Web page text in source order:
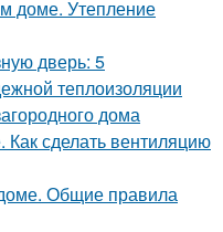
доме. Утепление
дверь: 5
теплоизоляции
дома
сделать вентиляцию
Общие правила